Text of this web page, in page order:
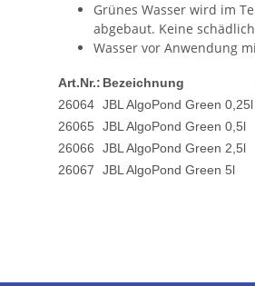
Grünes Wasser wird im
abgebaut. Keine
Wasser vor Anwendung
Art.Nr.: Bezeichnung
26064 JBL AlgoPond Green 0,25l
26065
JBL AlgoPond Green 0,5l
26066
JBL AlgoPond Green 2,5l
26067
JBL AlgoPond Green 5l